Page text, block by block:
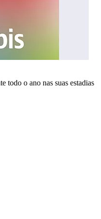
todo o ano nas suas estadias